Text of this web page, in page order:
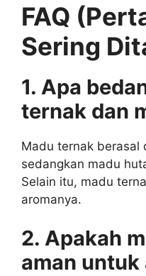
FAQ
Sering
1. Apa
ternak dan
Madu ternak berasal
sedangkan madu
Selain itu, madu
aromanya.
2. Apakah
aman untuk